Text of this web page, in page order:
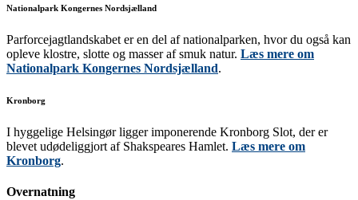
Nationalpark Kongernes Nordsjælland
Parforcejagtlandskabet er en del af nationalparken, hvor du også kan
opleve klostre, slotte og masser af smuk natur. Læs mere om
Nationalpark Kongernes Nordsjælland.
Kronborg
I hyggelige Helsingør ligger imponerende Kronborg Slot, der er
blevet udødeliggjort af Shakspeares Hamlet. Læs mere om
Kronborg.
Overnatning